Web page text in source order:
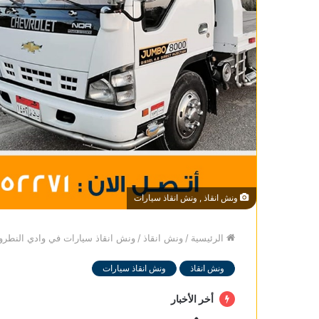
ونش انقاذ , ونش انقاذ سيارات
الرئيسية / ونش انقاذ / ونش انقاذ سيارات في وادي
ونش انقاذ ونش انقاذ سيارات
أخر الأخبار